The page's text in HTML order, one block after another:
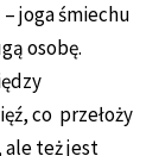
joga śmiechu
osobę.
co przełoży
ale też jest